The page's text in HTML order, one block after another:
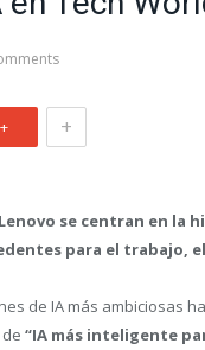
+
se centran en la
para el trabajo,
de IA más ambiciosas
“IA más inteligente